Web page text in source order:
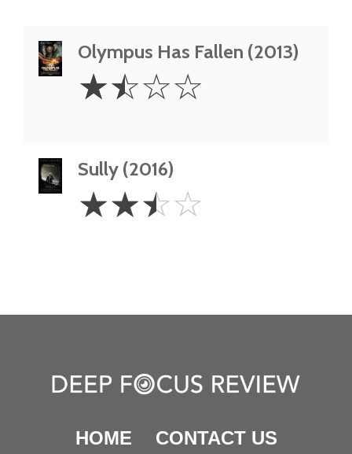
Olympus Has Fallen (2013)
1.5
Stars
☆☆☆☆
Sully (2016)
2.5
Stars
☆☆☆☆
HOME CONTACT US